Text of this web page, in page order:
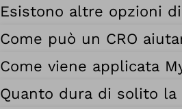
Esistono altre opzioni
Come può un CRO
Come viene applicata
Quanto dura di solito la